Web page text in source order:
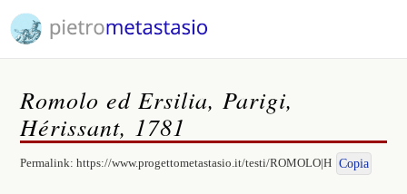
Romolo ed Ersilia, Parigi,
Hérissant, 1781
Permalink:https://www.progettometastasio.it/testi/ROMOLO|H Copia